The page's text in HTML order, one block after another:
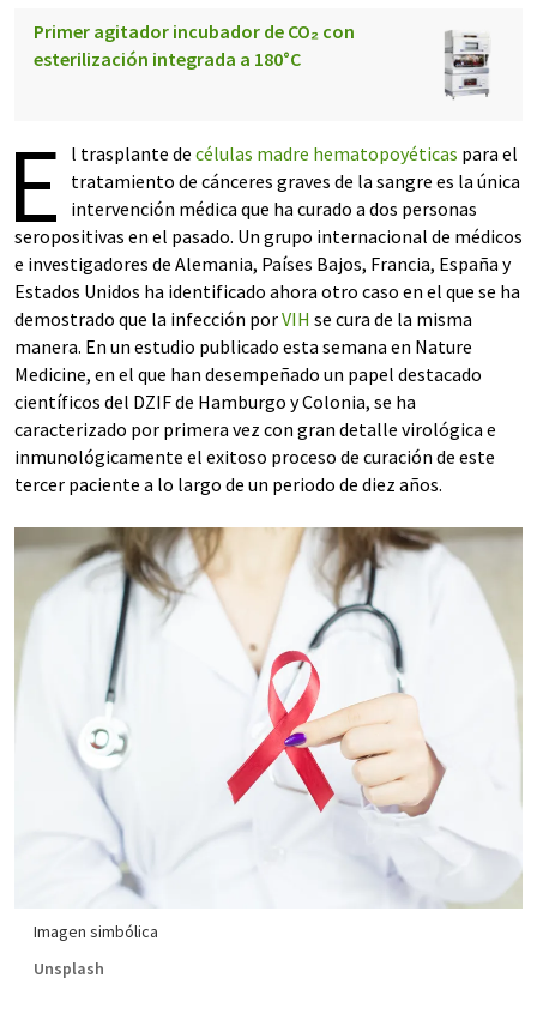
Primer agitador incubador de CO₂ con
esterilización integrada a 180°C
E l trasplante de células madre hematopoyéticas para el
tratamiento de cánceres graves de la sangre es la única
intervención médica que ha curado a dos personas
seropositivas en el pasado. Un grupo internacional de médicos
e investigadores de Alemania, Países Bajos, Francia, España y
Estados Unidos ha identificado ahora otro caso en el que se ha
demostrado que la infección porVIH se cura de la misma
manera. En un estudio publicado esta semana en Nature
Medicine, en el que han desempeñado un papel destacado
científicos del DZIF de Hamburgo y Colonia, se ha
caracterizado por primera vez con gran detalle virológica e
inmunológicamente el exitoso proceso de curación de este
tercer paciente a lo largo de un periodo de diez años.
Imagen simbólica
Unsplash